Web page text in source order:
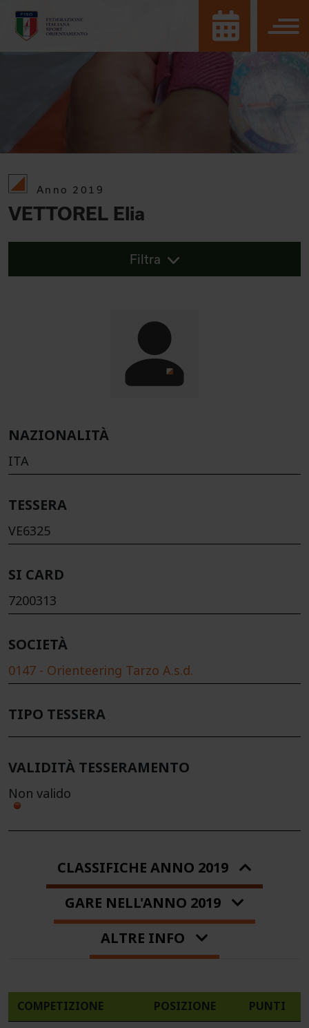
Anno 2019
VETTOREL Elia
Filtra
NAZIONALITÀ
ITA
TESSERA
VE6325
SI CARD
7200313
SOCIETÀ
0147 - Orienteering Tarzo A.s.d.
TIPO TESSERA
VALIDITÀ TESSERAMENTO
Non valido
CLASSIFICHE ANNO 2019
GARE NELL'ANNO 2019
ALTRE INFO
COMPETIZIONE POSIZIONE PUNTI